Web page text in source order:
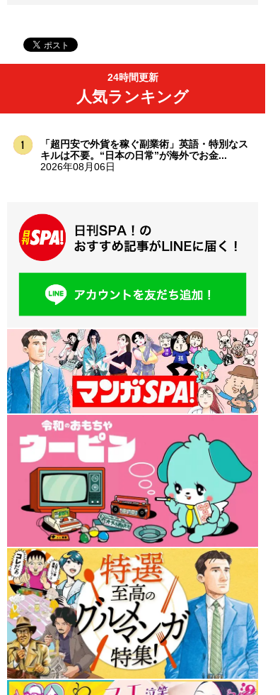
24時間更新
人気ランキング
「超円安で外貨を稼ぐ副業術」英語・特別なス
キルは不要。“日本の日常”が海外でお金...
2026年08月06日